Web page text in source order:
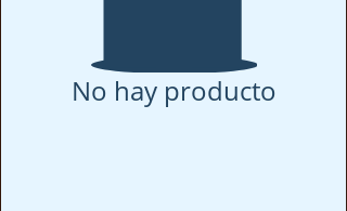
No hay producto